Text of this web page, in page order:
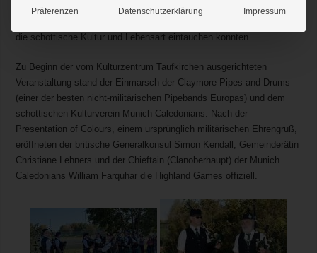
strömten die Besucher zum Festplatz auf dem Gelände des
die schottische Kultur und Lebensart eintauchen konnten.
Zu Beginn der vom Kulturzentrum Taufkirchen ausgerichteten
Veranstaltung stand der Einmarsch der Claymore Pipes and Drums
(einer der besten nicht-militärischen Pipebands Europas) und dem
schottischen Kulturverein Munich Caledonians. Nach der
Presentation of Colours, einem ursprünglich militärischen Ehrengruß,
eröffneten der britische Generalkonsul Simon Kendall, Gemeinderätin
Christiane Lehners und der Chieftain (Clanoberhaupt) der Munich
Caledonians William Farquhar die Highland Games offiziell.
Präferenzen Datenschutzerklärung Impressum